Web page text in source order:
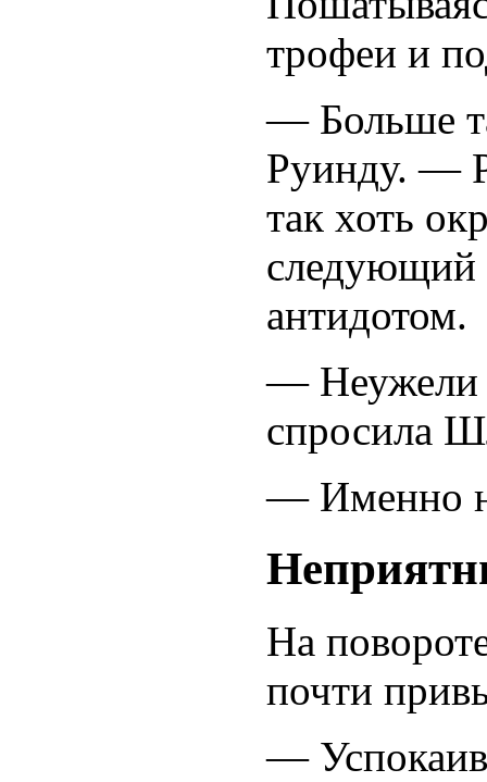
трофеи и
— Больше
Руинду. —
так хоть
следующий
антидотом.
— Неужели
спросила
— Именно
На
почти
—